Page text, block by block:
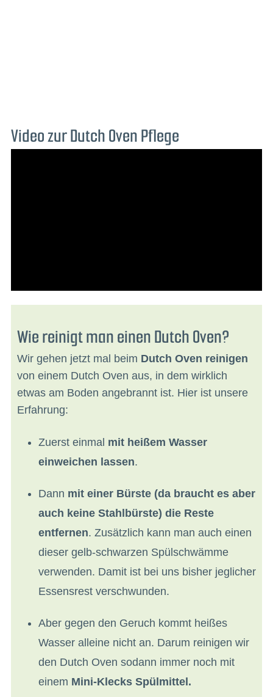
Video zur Dutch Oven Pflege
Wie reinigt man einen Dutch Oven?
Wir gehen jetzt mal beim Dutch Oven reinigen
von einem Dutch Oven aus, in dem wirklich
etwas am Boden angebrannt ist. Hier ist unsere
Erfahrung:
Zuerst einmal mit heißem Wasser
einweichen lassen.
Dann mit einer Bürste (da braucht es aber
auch keine Stahlbürste) die Reste
entfernen. Zusätzlich kann man auch einen
dieser gelb-schwarzen Spülschwämme
verwenden. Damit ist bei uns bisher jeglicher
Essensrest verschwunden.
Aber gegen den Geruch kommt heißes
Wasser alleine nicht an. Darum reinigen wir
den Dutch Oven sodann immer noch mit
einem Mini-Klecks Spülmittel.